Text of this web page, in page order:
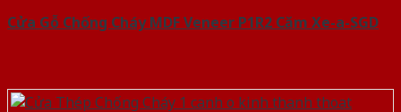
Cửa Gỗ Chống Cháy MDF Veneer P1R2 Căm Xe-a-SGD